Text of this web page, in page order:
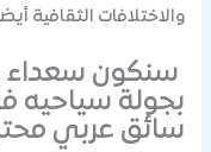
والاختلافات الثقافية
سنكون سعداء
بجولة سياحيه
سائق عربي